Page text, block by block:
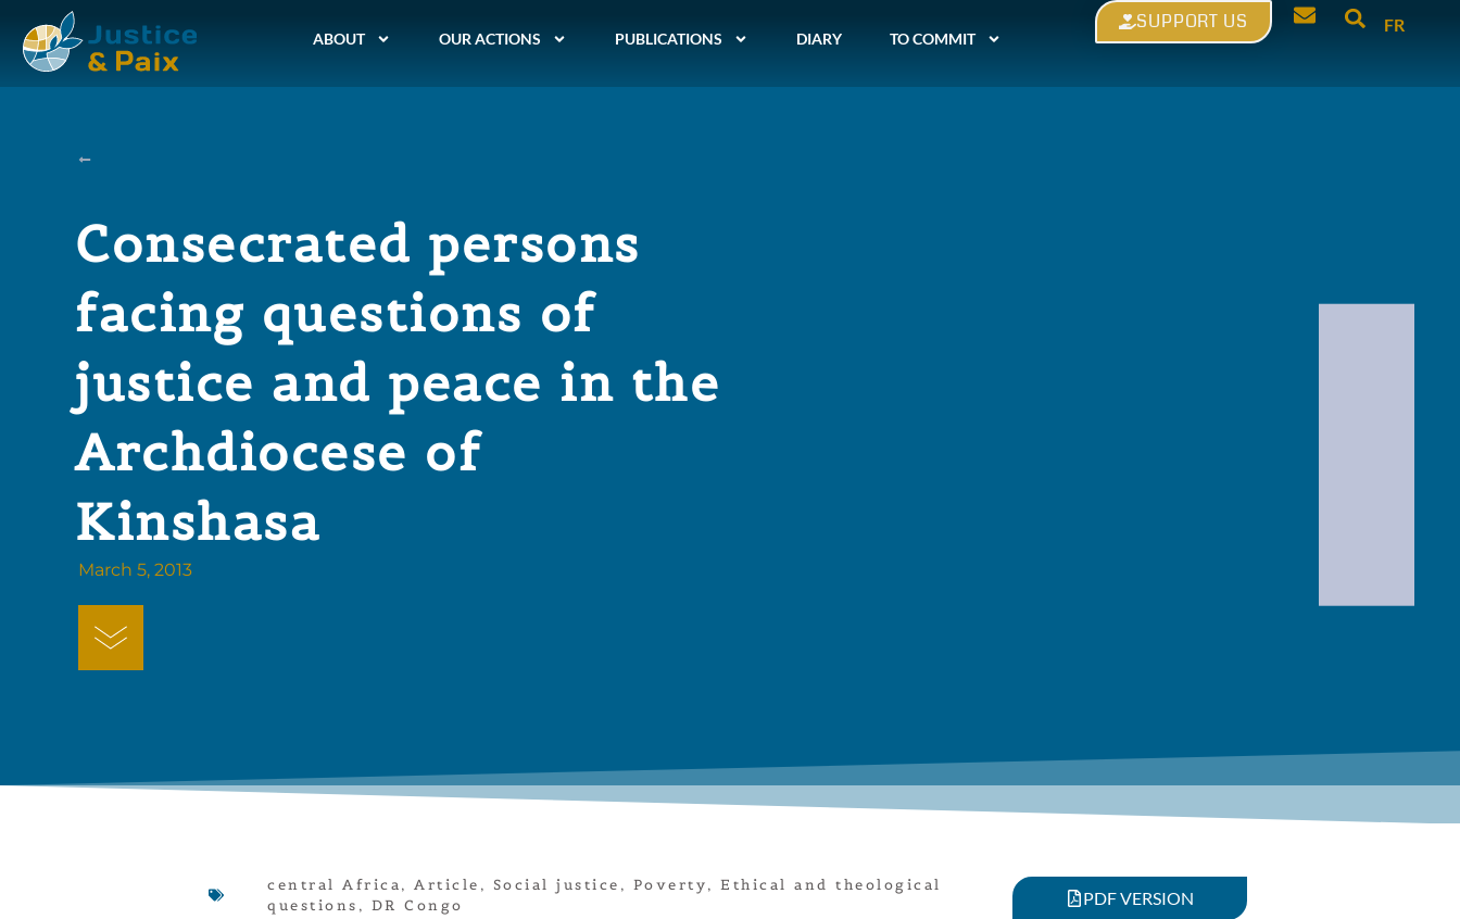
ABOUT OUR ACTIONS PUBLICATIONS DIARY TO COMMIT
SUPPORT US FR
Consecrated persons
facing questions of
justice and peace in the
Archdiocese of
Kinshasa
March 5, 2013
central Africa, Article , Social justice , Poverty, Ethical and theological
questions , DR Congo PDF VERSION